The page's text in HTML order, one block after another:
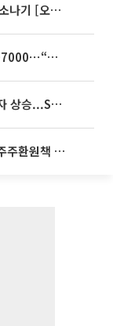
35도 안팎 무더위 이어져…전국 곳곳 소나기 [오늘 날씨]
[주간증시전망] 다음주 코스피 6000~7000⋯“外人 수급은 정책이 변수”
뉴욕증시, 연준 금리인상 기대감 꺾이자 상승...S&P500 사상 최고치 [종합]
SK하이닉스, 분기배당 375원 확정…주주환원책 9월로 앞당겨 발표